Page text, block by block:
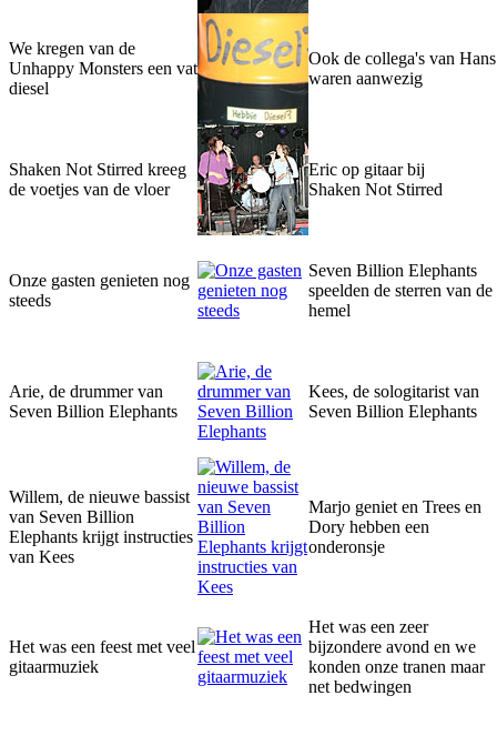
We kregen van de
Unhappy Monsters een vat
diesel
Ook de collega's van Hans
waren aanwezig
Shaken Not Stirred kreeg
de voetjes van de vloer
Eric op gitaar bij
Shaken Not Stirred
Onze gasten genieten nog
steeds
Seven Billion Elephants
speelden de sterren van de
hemel
Arie, de drummer van
Seven Billion Elephants
Kees, de sologitarist van
Seven Billion Elephants
Willem, de nieuwe bassist
van Seven Billion
Elephants krijgt instructies
van Kees
Marjo geniet en Trees en
Dory hebben een
onderonsje
Het was een feest met veel
gitaarmuziek
Het was een zeer
bijzondere avond en we
konden onze tranen maar
net bedwingen